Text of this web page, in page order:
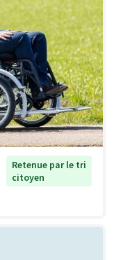
Retenue par le tri
citoyen